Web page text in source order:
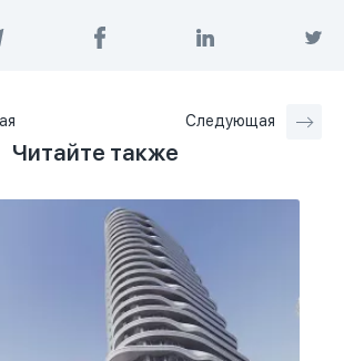
Следующая
Читайте также